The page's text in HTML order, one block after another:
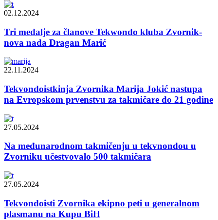
02.12.2024
Tri medalje za članove Tekwondo kluba Zvornik-
nova nada Dragan Marić
22.11.2024
Tekvondoistkinja Zvornika Marija Jokić nastupa
na Evropskom prvenstvu za takmičare do 21 godine
27.05.2024
Na međunarodnom takmičenju u tekvnondou u
Zvorniku učestvovalo 500 takmičara
27.05.2024
Tekvondoisti Zvornika ekipno peti u generalnom
plasmanu na Kupu BiH